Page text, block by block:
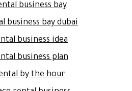
business bay
business bay dubai
business idea
business plan
by the hour